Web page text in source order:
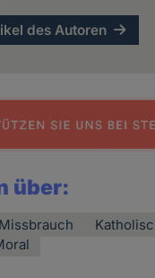
des Autoren
über:
Missbrauch